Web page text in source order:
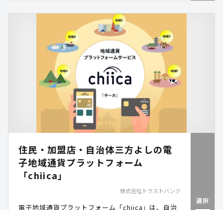
住民・加盟店・自治体三方よしの電
子地域通貨プラットフォーム
「chiica」
株式会社トラストバンク
電子地域通貨プラットフォーム「chiica」は、自治
選択